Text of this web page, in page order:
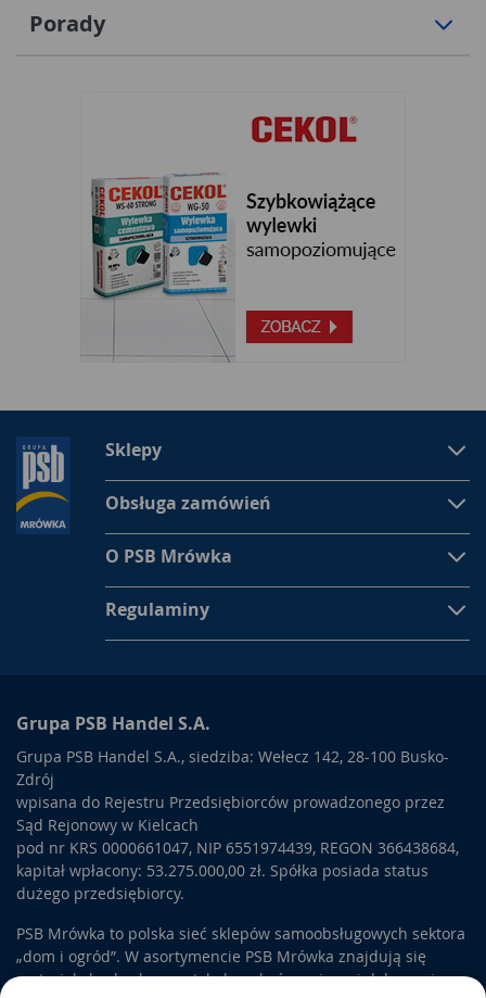
Porady
Sklepy
Obsługa zamówień
O PSB Mrówka
Regulaminy
Grupa PSB Handel S.A.
Grupa PSB Handel S.A., siedziba: Wełecz 142, 28-100 Busko-
Zdrój
wpisana do Rejestru Przedsiębiorców prowadzonego przez
Sąd Rejonowy w Kielcach
pod nr KRS 0000661047, NIP 6551974439, REGON 366438684,
kapitał wpłacony: 53.275.000,00 zł. Spółka posiada status
dużego przedsiębiorcy.
PSB Mrówka to polska sieć sklepów samoobsługowych sektora
„dom i ogród”. W asortymencie PSB Mrówka znajdują się
materiały budowlane, artykuły wykończeniowe i dekoracyjne,